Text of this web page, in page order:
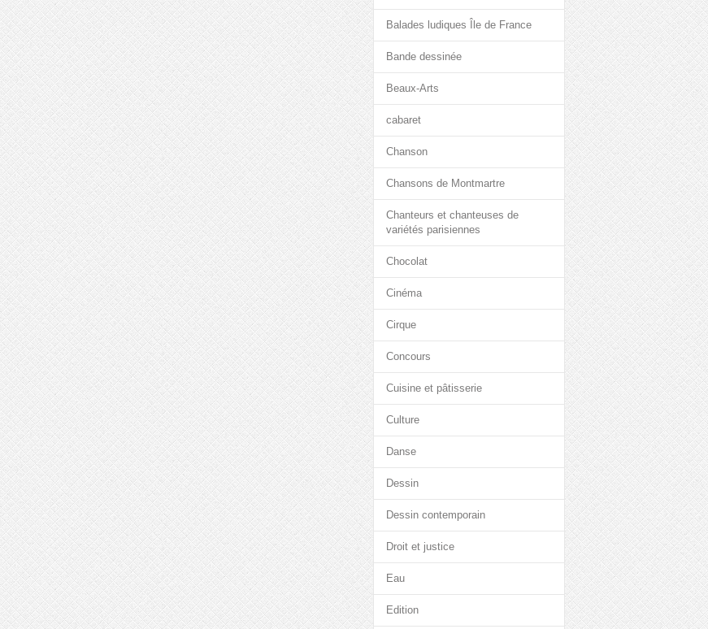
Balades ludiques Île de France
Bande dessinée
Beaux-Arts
cabaret
Chanson
Chansons de Montmartre
Chanteurs et chanteuses de
variétés parisiennes
Chocolat
Cinéma
Cirque
Concours
Cuisine et pâtisserie
Culture
Danse
Dessin
Dessin contemporain
Droit et justice
Eau
Edition